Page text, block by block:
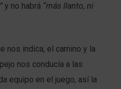
y no habrá “más llanto, ni
nos indica, el camino y la
nos conducía a las
equipo en el juego, así la